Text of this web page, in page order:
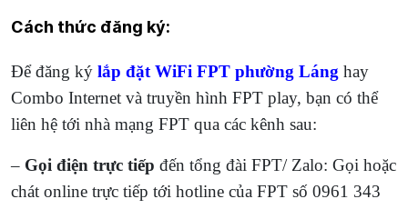
Cách thức đăng ký:
Để đăng ký lắp đặt WiFi FPT phường Láng hay
Combo Internet và truyền hình FPT play, bạn có thể
liên hệ tới nhà mạng FPT qua các kênh sau:
– Gọi điện trực tiếp đến tổng đài FPT/ Zalo: Gọi hoặc
chát online trực tiếp tới hotline của FPT số 0961 343